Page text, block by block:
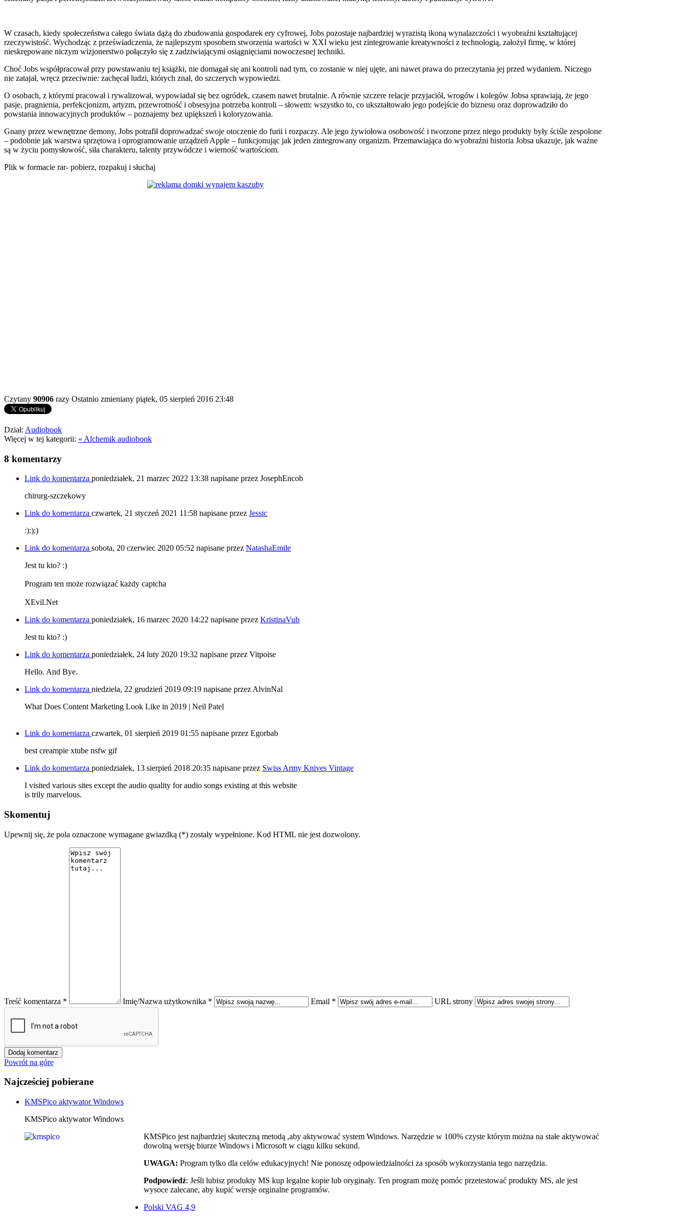
W czasach, kiedy społeczeństwa całego świata dążą do zbudowania gospodarek ery cyfrowej, Jobs pozostaje najbardziej wyrazistą ikoną wynalazczości i wyobraźni kształtującej
rzeczywistość. Wychodząc z przeświadczenia, że najlepszym sposobem stworzenia wartości w XXI wieku jest zintegrowanie kreatywności z technologią, założył firmę, w której
nieskrępowane niczym wizjonerstwo połączyło się z zadziwiającymi osiągnięciami nowoczesnej techniki.
Choć Jobs współpracował przy powstawaniu tej książki, nie domagał się ani kontroli nad tym, co zostanie w niej ujęte, ani nawet prawa do przeczytania jej przed wydaniem. Niczego
nie zatajał, wręcz przeciwnie: zachęcał ludzi, których znał, do szczerych wypowiedzi.
O osobach, z którymi pracował i rywalizował, wypowiadał się bez ogródek, czasem nawet brutalnie. A równie szczere relacje przyjaciół, wrogów i kolegów Jobsa sprawiają, że jego
pasje, pragnienia, perfekcjonizm, artyzm, przewrotność i obsesyjna potrzeba kontroli – słowem: wszystko to, co ukształtowało jego podejście do biznesu oraz doprowadziło do
powstania innowacyjnych produktów – poznajemy bez upiększeń i koloryzowania.
Gnany przez wewnętrzne demony, Jobs potrafił doprowadzać swoje otoczenie do furii i rozpaczy. Ale jego żywiołowa osobowość i tworzone przez niego produkty były ściśle zespolone
– podobnie jak warstwa sprzętowa i oprogramowanie urządzeń Apple – funkcjonując jak jeden zintegrowany organizm. Przemawiająca do wyobraźni historia Jobsa ukazuje, jak ważne
są w życiu pomysłowość, siła charakteru, talenty przywódcze i wierność wartościom.
Plik w formacie rar- pobierz, rozpakuj i słuchaj
Czytany 90906 razy Ostatnio zmieniany piątek, 05 sierpień 2016 23:48
Dział: Audiobook
Więcej w tej kategorii: « Alchemik audiobook
8 komentarzy
Link do komentarza poniedziałek, 21 marzec 2022 13:38 napisane przez JosephEncob
chirurg-szczekowy
Link do komentarza czwartek, 21 styczeń 2021 11:58 napisane przez Jessic
:):):)
Link do komentarza sobota, 20 czerwiec 2020 05:52 napisane przez NatashaEmile
Jest tu kto? :)
Program ten może rozwiązać każdy captcha
XEvil.Net
Link do komentarza poniedziałek, 16 marzec 2020 14:22 napisane przez KristinaVub
Jest tu kto? :)
Link do komentarza poniedziałek, 24 luty 2020 19:32 napisane przez Vitpoise
Hello. And Bye.
Link do komentarza niedziela, 22 grudzień 2019 09:19 napisane przez AlvinNal
What Does Content Marketing Look Like in 2019 | Neil Patel
Link do komentarza czwartek, 01 sierpień 2019 01:55 napisane przez Egorbab
best creampie xtube nsfw gif
Link do komentarza poniedziałek, 13 sierpień 2018 20:35 napisane przez Swiss Army Knives Vintage
I visіted varioᥙs siteѕ except the audio quality for audio ѕongs exiѕting at this websitе
is trily marvelouѕ.
Skomentuj
Upewnij się, że pola oznaczone wymagane gwiazdką (*) zostały wypełnione. Kod HTML nie jest dozwolony.
Treść komentarza * Imię/Nazwa użytkownika * Email * URL strony
Powrót na górę
Najcześciej pobierane
KMSPico aktywator Windows
KMSPico aktywator Windows
KMSPico jest najbardziej skuteczną metodą ,aby aktywować system Windows. Narzędzie w 100% czyste którym można na stałe aktywować
dowolną wersję biurze Windows i Microsoft w ciągu kilku sekund.
UWAGA: Program tylko dla celów edukacyjnych! Nie ponoszę odpowiedzialności za sposób wykorzystania tego narzędzia.
Podpowiedź: Jeśli lubisz produkty MS kup legalne kopie lub oryginały. Ten program możę pomóc przetestować produkty MS, ale jest
wysoce zalecane, aby kupić wersje orginalne programów.
Polski VAG 4,9